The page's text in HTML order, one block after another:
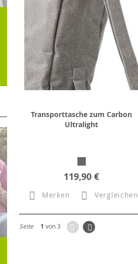
Transporttasche zum Carbon
Ultralight
119,90 €
Merken Vergleichen
Seite 1 von 3 ZurückSeite
Weiter